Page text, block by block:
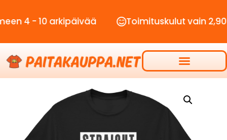
10 arkipäivää Toimituskulut vain 2,90€